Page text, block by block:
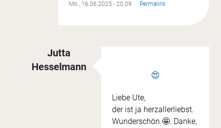
Mo., 16.06.2025 - 20:09 Permalink
Jutta
Hesselmann
Wochenthema 13.06
😍
Liebe Ute,
der ist ja herzallerliebst.
Wunderschön 🤩. Danke,